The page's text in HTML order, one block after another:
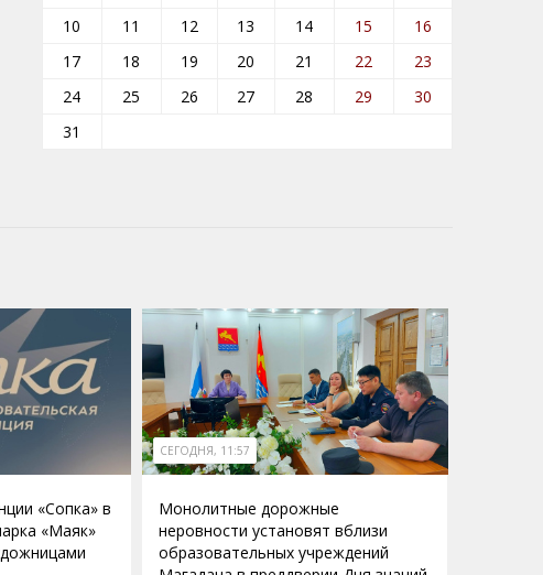
10
11 12 13 14 15
16
17
18 19 20 21 22
23
24
25 26 27 28 29
30
31
«Сопка» в
«Маяк»
СЕГОДНЯ, 11:57
Монолитные дорожные
неровности установят вблизи
образовательных учреждений